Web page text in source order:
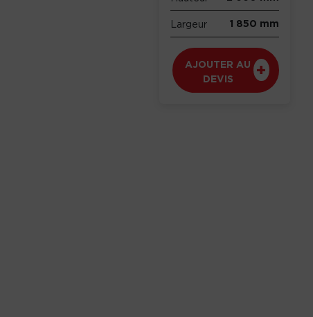
Largeur 1 850 mm
AJOUTER AU
DEVIS